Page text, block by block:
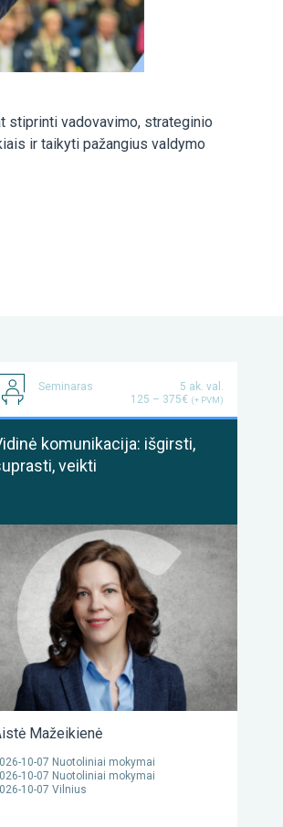
stiprinti vadovavimo, strateginio
ir taikyti pažangius valdymo
Seminaras
5 ak. val.
125 – 375€ (+ PVM)
komunikacija: išgirsti,
veikti
Mažeikienė
10-07 Nuotoliniai mokymai
10-07 Nuotoliniai mokymai
10-07 Vilnius